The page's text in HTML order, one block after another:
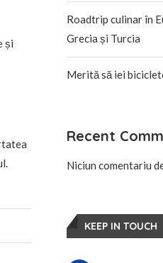
și
Roadtrip culinar în
Grecia și Turcia
Merită să iei
Recent
Niciun comentariu
KEEP IN TOUCH